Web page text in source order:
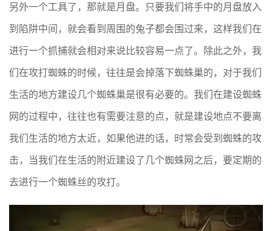
另外一个工具了，那就是月盘。只要我们将手中的月盘放入
到陷阱中间，就会看到周围的兔子都会围过来，这样我们在
进行一个抓捕就会相对来说比较容易一点了。除此之外，我
们在攻打蜘蛛的时候，往往是会掉落下蜘蛛巢的，对于我们
生活的地方建设几个蜘蛛巢是很有必要的。我们在建设蜘蛛
网的过程中，往往也有需要注意的点，就是建设地点不要离
我们生活的地方太近，如果他进的话，时常会受到蜘蛛的攻
击，当我们在生活的附近建设了几个蜘蛛网之后，要定期的
去进行一个蜘蛛丝的攻打。